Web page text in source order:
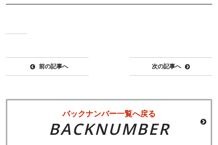
前の記事へ 次の記事へ
バックナンバー一覧へ戻る
BACKNUMBER